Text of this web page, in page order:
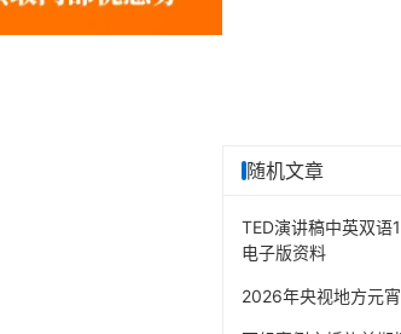
随机文章
TED演讲稿中英双语
电子版资料
2026年央视地方元